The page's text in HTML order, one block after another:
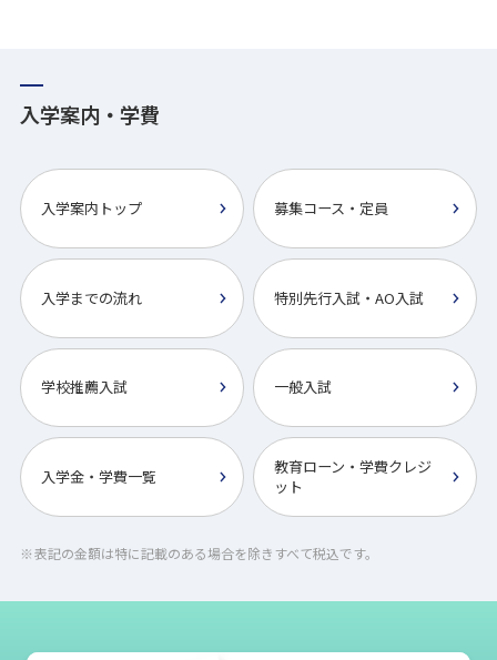
入学案内・学費
入学案内トップ 募集コース・定員
入学までの流れ 特別先行入試・AO入試
学校推薦入試 一般入試
入学金・学費一覧
教育ローン・学費クレジ
ット
表記の金額は特に記載のある場合を除きすべて税込です。